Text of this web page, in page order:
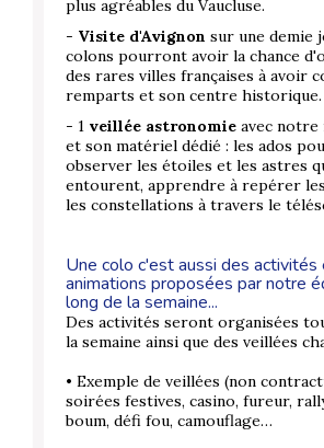
plus agréables du Vaucluse.
- Visite d'Avignon sur une demie
colons pourront avoir la chance
des rares villes françaises à avoir
remparts et son centre historique.
- 1 veillée astronomie avec
et son matériel dédié : les ados
observer les étoiles et les astres
entourent, apprendre à repérer
les constellations à travers le
Une colo c'est aussi des activités
animations proposées par notre
long de la semaine...
Des activités seront organisées
la semaine ainsi que des veillées
• Exemple de veillées (non
soirées festives, casino, fureur,
boum, défi fou, camouflage…